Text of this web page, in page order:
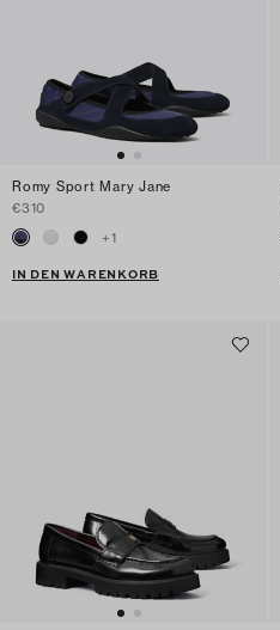
Romy Sport Mary Jane
€310
+1
IN DEN WARENKORB